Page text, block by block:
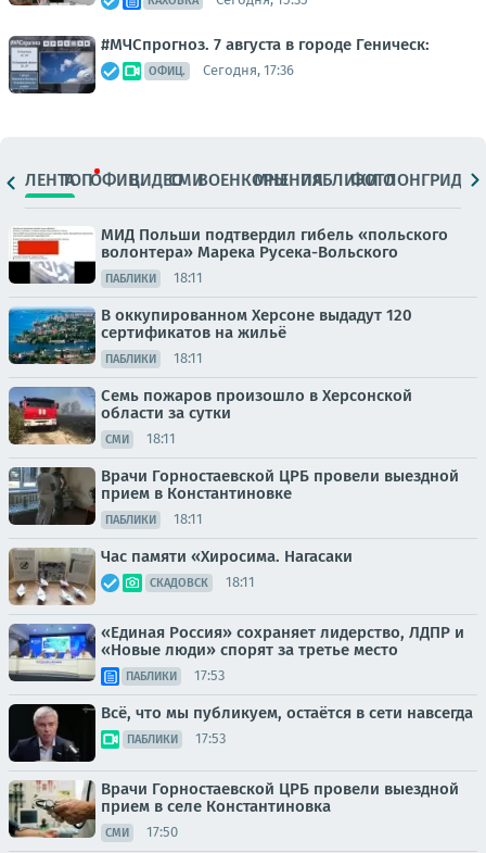
#МЧСпрогноз. 7 августа в городе Геническ:
ОФИЦ. Сегодня, 17:36
ЛЕНТАТОПОФИЦ.ВИДЕОСМИВОЕНКОРЫМНЕНИЯПАБЛИКИ
ФОТОЛОНГРИДЫ
МИД Польши подтвердил гибель «польского
волонтера» Марека Русека-Вольского
ПАБЛИКИ 18:11
В оккупированном Херсоне выдадут 120
сертификатов на жильё
ПАБЛИКИ 18:11
Семь пожаров произошло в Херсонской
области за сутки
СМИ 18:11
Врачи Горностаевской ЦРБ провели выездной
прием в Константиновке
ПАБЛИКИ 18:11
Час памяти «Хиросима. Нагасаки
СКАДОВСК 18:11
«Единая Россия» сохраняет лидерство, ЛДПР и
«Новые люди» спорят за третье место
ПАБЛИКИ 17:53
Всё, что мы публикуем, остаётся в сети навсегда
ПАБЛИКИ 17:53
Врачи Горностаевской ЦРБ провели выездной
прием в селе Константиновка
СМИ 17:50